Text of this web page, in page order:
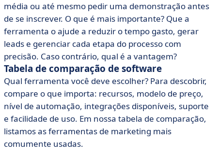
média ou até mesmo pedir uma demonstração antes
de se inscrever. O que é mais importante? Que a
ferramenta o ajude a reduzir o tempo gasto, gerar
leads e gerenciar cada etapa do processo com
precisão. Caso contrário, qual é a vantagem?
Tabela de comparação de software
Qual ferramenta você deve escolher? Para descobrir,
compare o que importa: recursos, modelo de preço,
nível de automação, integrações disponíveis, suporte
e facilidade de uso. Em nossa tabela de comparação,
listamos as ferramentas de marketing mais
comumente usadas.